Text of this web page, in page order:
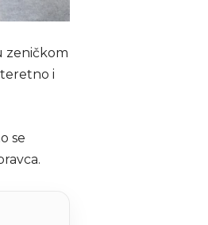
zeničkom
i
se